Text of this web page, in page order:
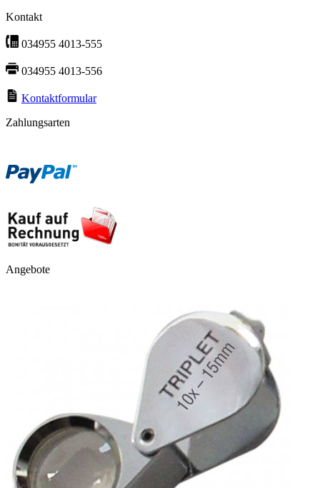
Kontakt
034955 4013-555
034955 4013-556
Kontaktformular
Zahlungsarten
Angebote